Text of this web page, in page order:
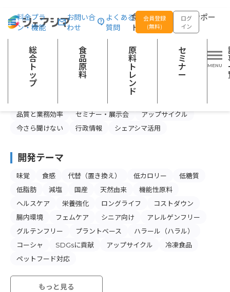
食品の企画開発をサポー
トする
料金プラ
ン・機能
お問い合
わせ
よくある
質問
会員登録
(無料)
ログ
イン
総
合
ト
ッ
プ
食
品
原
料
原
料
ト
レ
ン
ド
セ
ミ
ナ
ー
総合トップ 記事一覧 行政情報
行政情報の記事一覧
カテゴリー
食品産業の今と未来
品質と業務効率
セミナー・展示会
アップサイクル
今さら聞けない
行政情報 シェアシマ活用
開発テーマ
味覚 食感 代替（置き換え） 低カロリー
低糖質
低脂肪
減塩 国産 天然由来
機能性原料
ヘルスケア
栄養強化 ロングライフ
コストダウン
腸内環境
フェムケア シニア向け
アレルゲンフリー
グルテンフリー
プラントベース
ハラール（ハラル）
コーシャ
SDGsに貢献 アップサイクル
冷凍食品
ペットフード対応
もっと見る